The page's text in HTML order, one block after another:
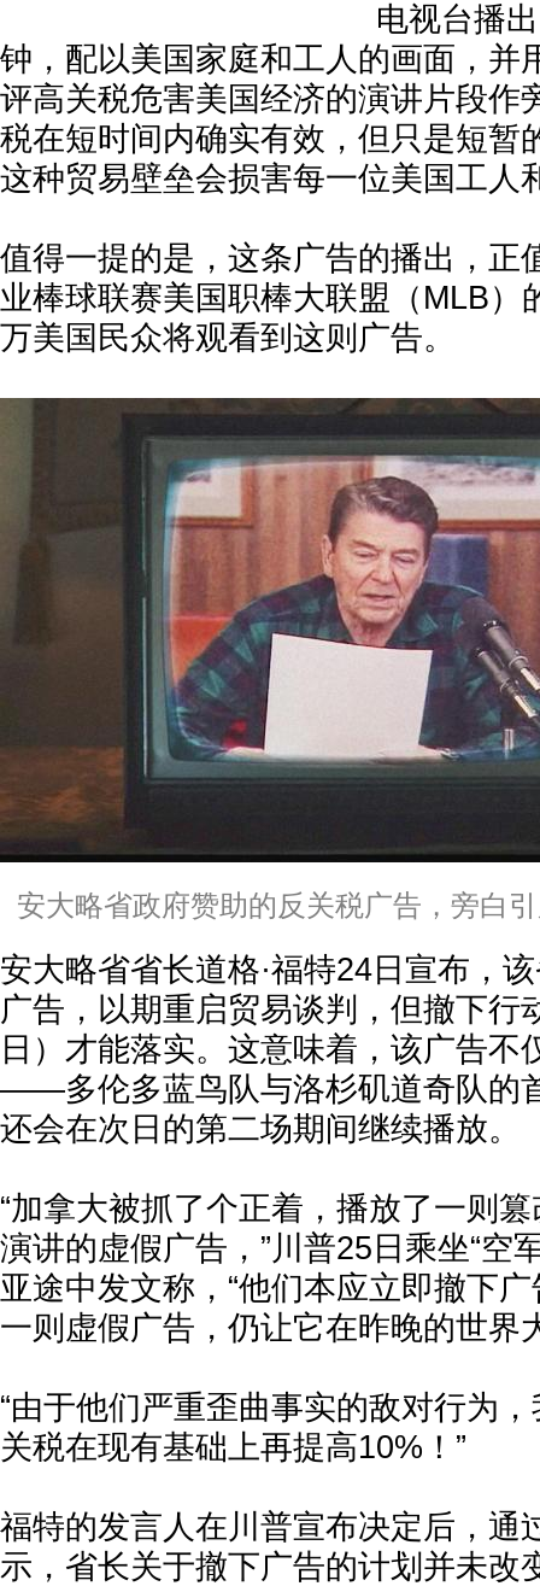
电视台播
钟，配以美国家庭和工人的画面，并
评高关税危害美国经济的演讲片段作
税在短时间内确实有效，但只是短
这种贸易壁垒会损害每一位美国工人
值得一提的是，这条广告的播出，正
业棒球联赛美国职棒大联盟（MLB）
万美国民众将观看到这则广告。
安大略省政府赞助的反关税广告，旁白
安大略省省长道格·福特24日宣布，
广告，以期重启贸易谈判，但撤下行
日）才能落实。这意味着，该广告不
——多伦多蓝鸟队与洛杉矶道奇队的
还会在次日的第二场期间继续播放。
“加拿大被抓了个正着，播放了一则
演讲的虚假广告，”川普25日乘坐“空
亚途中发文称，“他们本应立即撤下
一则虚假广告，仍让它在昨晚的世界
“由于他们严重歪曲事实的敌对行为
关税在现有基础上再提高10%！”
福特的发言人在川普宣布决定后，通
示，省长关于撤下广告的计划并未改